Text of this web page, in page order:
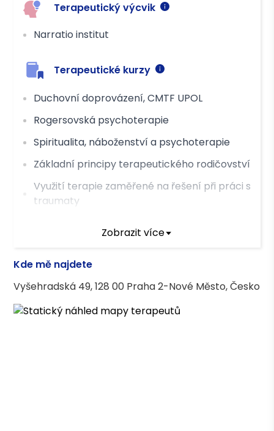
Terapeutický výcvik
Narratio institut
Terapeutické kurzy
Duchovní doprovázení, CMTF UPOL
Rogersovská psychoterapie
Spiritualita, náboženství a psychoterapie
Základní principy terapeutického rodičovství
Využití terapie zaměřené na řešení při práci s
traumaty
Asociace terapeutů
Česká asociace pro psychoterapii (ČAP) -
Zobrazit více
Kde mě najdete
Vyšehradská 49, 128 00 Praha 2-Nové Město, Česko